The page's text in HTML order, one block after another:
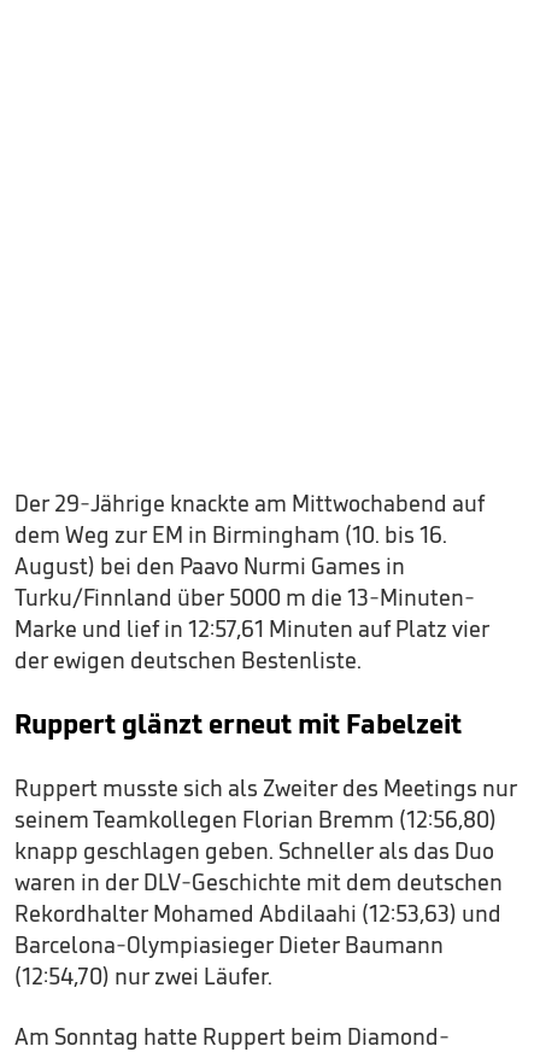
Der 29-Jährige knackte am Mittwochabend auf
dem Weg zur EM in Birmingham (10. bis 16.
August) bei den Paavo Nurmi Games in
Turku/Finnland über 5000 m die 13-Minuten-
Marke und lief in 12:57,61 Minuten auf Platz vier
der ewigen deutschen Bestenliste.
Ruppert glänzt erneut mit Fabelzeit
Ruppert musste sich als Zweiter des Meetings nur
seinem Teamkollegen Florian Bremm (12:56,80)
knapp geschlagen geben. Schneller als das Duo
waren in der DLV-Geschichte mit dem deutschen
Rekordhalter Mohamed Abdilaahi (12:53,63) und
Barcelona-Olympiasieger Dieter Baumann
(12:54,70) nur zwei Läufer.
Am Sonntag hatte Ruppert beim Diamond-